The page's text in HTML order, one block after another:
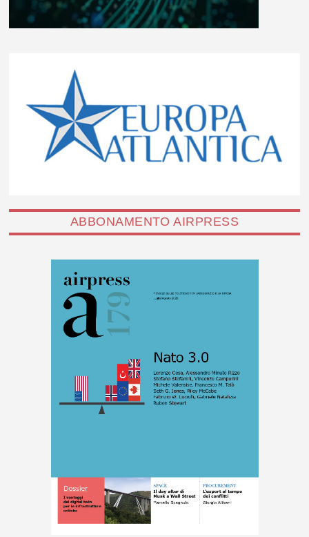
ABBONAMENTO AIRPRESS